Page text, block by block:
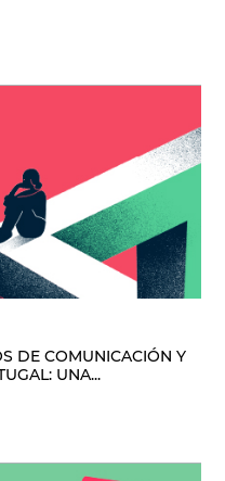
DE COMUNICACIÓN Y
UNA...